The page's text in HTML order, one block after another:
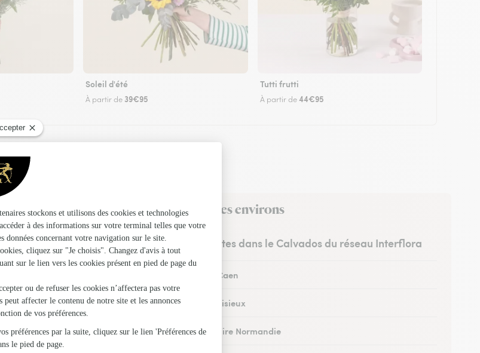
Soleil d'été
À partir de 39€95
Tutti frutti
À partir de44€95
à La Ferriere Harang et dans ses environs
Les fleuristes dans le Calvados du réseau Interflora
Fleuristes à Caen
Fleuristes à Lisieux
Fleuristes à Vire Normandie